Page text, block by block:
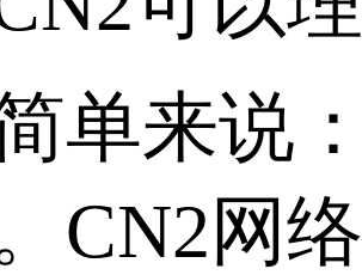
来说：
CN2网